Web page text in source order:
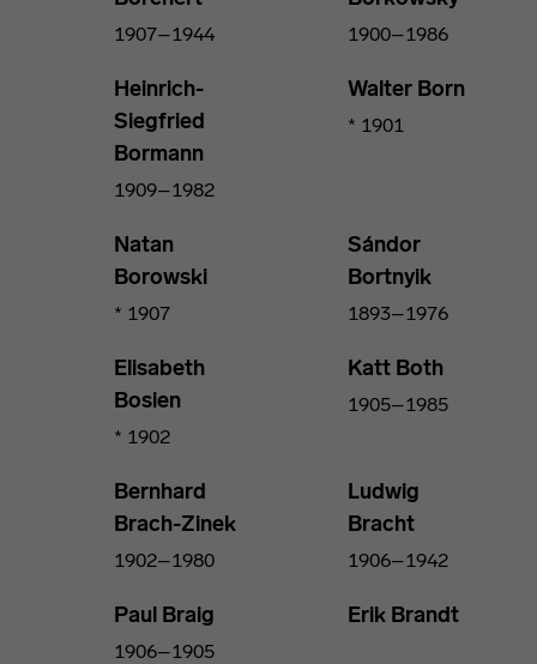
1907–1944 1900–1986
Heinrich-
Siegfried
Bormann
1909–1982
Walter Born
* 1901
Natan
Borowski
* 1907
Sándor
Bortnyik
1893–1976
Elisabeth
Bosien
* 1902
Katt Both
1905–1985
Bernhard
Brach-Zinek
1902–1980
Ludwig
Bracht
1906–1942
Paul Braig
1906–1905
Erik Brandt